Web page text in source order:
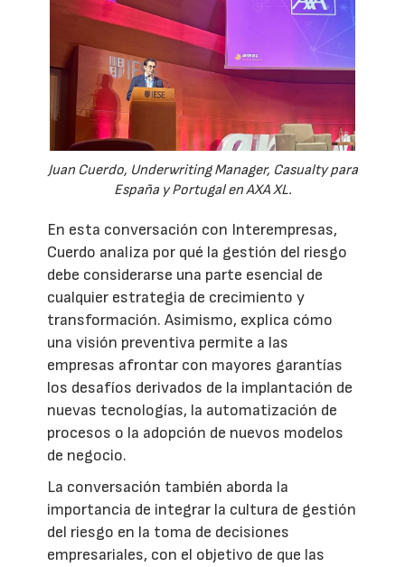
Juan Cuerdo, Underwriting Manager, Casualty para
España y Portugal en AXA XL.
En esta conversación con Interempresas,
Cuerdo analiza por qué la gestión del riesgo
debe considerarse una parte esencial de
cualquier estrategia de crecimiento y
transformación. Asimismo, explica cómo
una visión preventiva permite a las
empresas afrontar con mayores garantías
los desafíos derivados de la implantación de
nuevas tecnologías, la automatización de
procesos o la adopción de nuevos modelos
de negocio.
La conversación también aborda la
importancia de integrar la cultura de gestión
del riesgo en la toma de decisiones
empresariales, con el objetivo de que las